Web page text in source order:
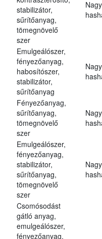
stabilizátor,
sűrítőanyag,
tömegnövelő
szer
Emulgeálószer,
fényezőanyag,
habosítószer,
stabilizátor,
sűrítőanyag
Fényezőanyag,
sűrítőanyag,
tömegnövelő
szer
Emulgeálószer,
fényezőanyag,
stabilizátor,
sűrítőanyag,
tömegnövelő
szer
Csomósodást
gátló anyag,
emulgeálószer,
fényezőanyag,